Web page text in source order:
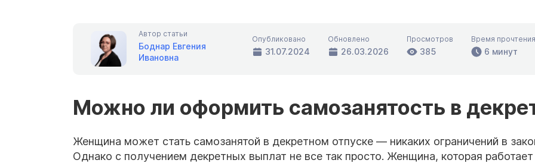
Автор статьи
Боднар Евгения
Ивановна
Опубликовано
31.07.2024
Обновлено
26.03.2026
Просмотров
385
Время прочтения
6 минут
Можно ли оформить самозанятость в
Женщина может стать самозанятой в декретном отпуске — никаких ограничений в
Однако с получением декретных выплат не все так просто. Женщина, которая